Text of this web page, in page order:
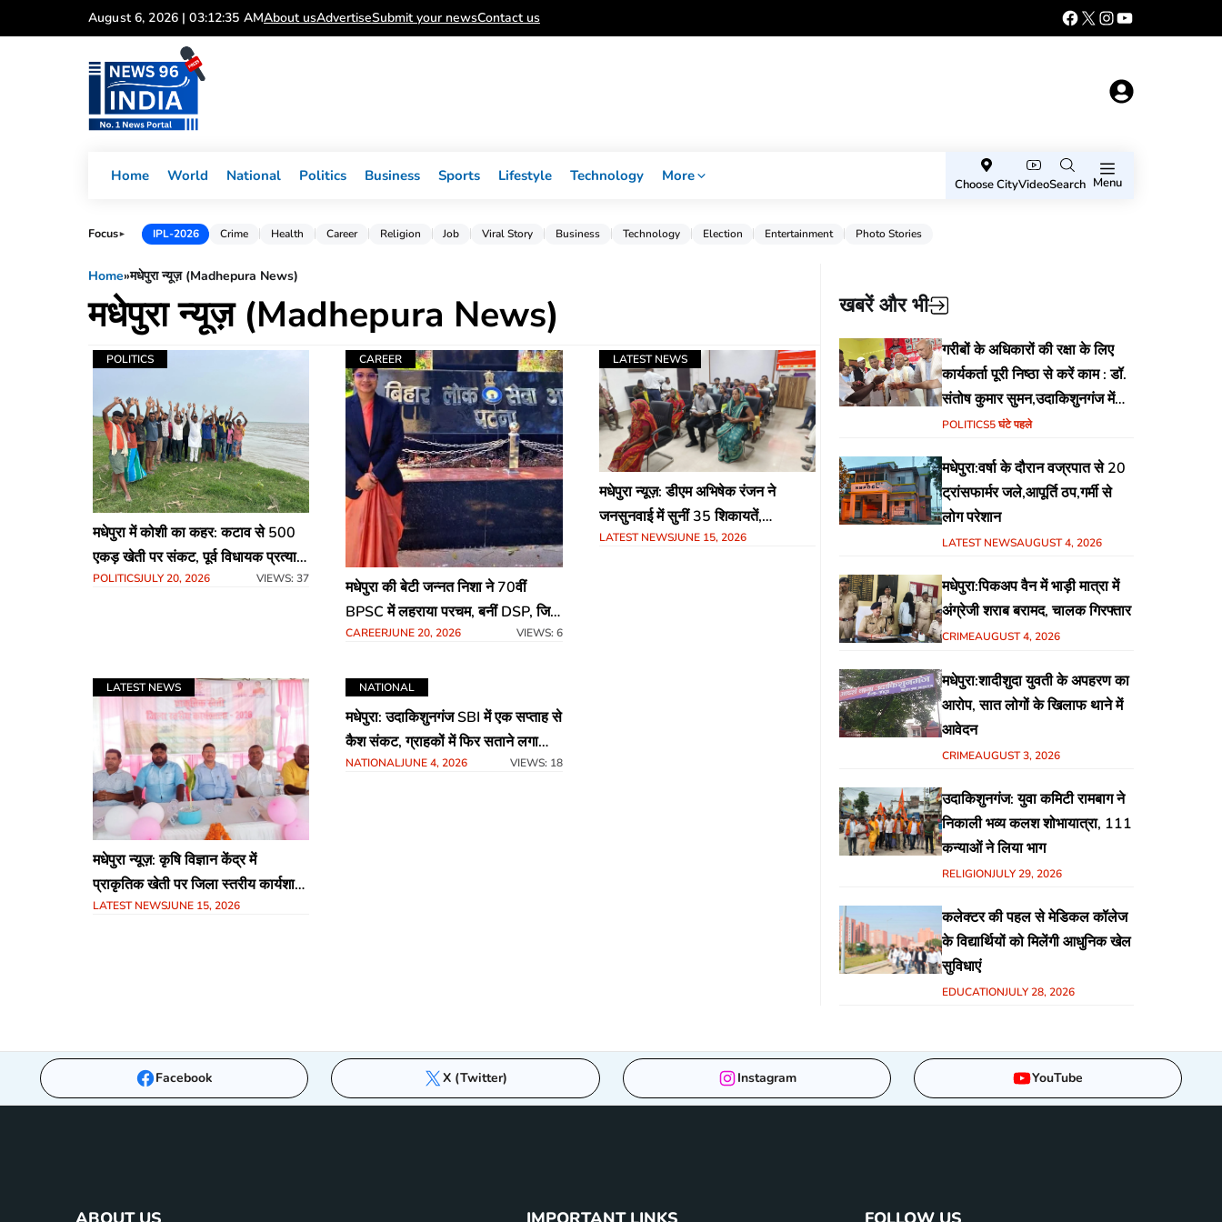
to
August 6, 2026 | 03:12:35 AMAbout usAdvertiseSubmit your newsContact us
Home World National Politics Business Sports Lifestyle Technology More
Choose CityVideoSearch Menu
Focus► IPL-2026 Crime Health Career Religion Job Viral Story Business Technology Election Entertainment Photo Stories
Home»मधेपुरा न्यूज़ (Madhepura News)
मधेपुरा न्यूज़ (Madhepura News)
POLITICS
मधेपुरा में कोशी का कहर: कटाव से 500
एकड़ खेती पर संकट, पूर्व विधायक प्रत्याशी
ने डीएम से की त्वरित कार्रवाई की मांग
POLITICSJULY 20, 2026 VIEWS: 37
CAREER
मधेपुरा की बेटी जन्नत निशा ने 70वीं
BPSC में लहराया परचम, बनीं DSP, जिले
में जश्न का माहौल
CAREERJUNE 20, 2026 VIEWS: 6
LATEST NEWS
मधेपुरा न्यूज़: डीएम अभिषेक रंजन ने
जनसुनवाई में सुनीं 35 शिकायतें,
अधिकारियों को दिए त्वरित समाधान के
LATEST NEWSJUNE 15, 2026
LATEST NEWS
मधेपुरा न्यूज़: कृषि विज्ञान केंद्र में
प्राकृतिक खेती पर जिला स्तरीय कार्यशाला
का आयोजन, किसानों को सिखाए गए
LATEST NEWSJUNE 15, 2026
NATIONAL
मधेपुरा: उदाकिशुनगंज SBI में एक सप्ताह से
कैश संकट, ग्राहकों में फिर सताने लगा
‘नोटबंदी’ का डर
NATIONALJUNE 4, 2026 VIEWS: 18
खबरें और भी
गरीबों के अधिकारों की रक्षा के लिए
कार्यकर्ता पूरी निष्ठा से करें काम : डॉ.
संतोष कुमार सुमन,उदाकिशुनगंज में
हिंदुस्तानी आवाम मोर्चा के गरीब चौपाल
विभिन्न मुद्दों पर हुई चर्चा
POLITICS5 घंटे पहले
मधेपुरा:वर्षा के दौरान वज्रपात से 20
ट्रांसफार्मर जले,आपूर्ति ठप,गर्मी से
लोग परेशान
LATEST NEWSAUGUST 4, 2026
मधेपुरा:पिकअप वैन में भाड़ी मात्रा में
अंग्रेजी शराब बरामद, चालक गिरफ्तार
CRIMEAUGUST 4, 2026
मधेपुरा:शादीशुदा युवती के अपहरण का
आरोप, सात लोगों के खिलाफ थाने में
आवेदन
CRIMEAUGUST 3, 2026
उदाकिशुनगंज: युवा कमिटी रामबाग ने
निकाली भव्य कलश शोभायात्रा, 111
कन्याओं ने लिया भाग
RELIGIONJULY 29, 2026
कलेक्टर की पहल से मेडिकल कॉलेज
के विद्यार्थियों को मिलेंगी आधुनिक खेल
सुविधाएं
EDUCATIONJULY 28, 2026
Facebook X (Twitter) Instagram YouTube